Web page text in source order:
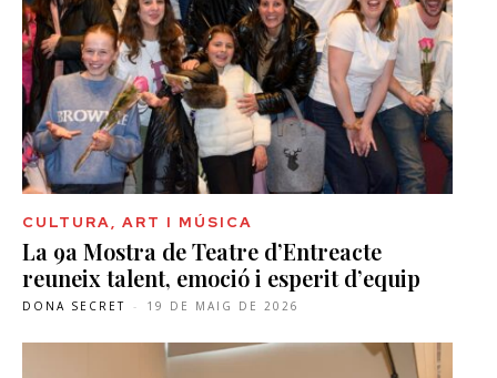
CULTURA, ART I MÚSICA
La 9a Mostra de Teatre d’Entreacte
reuneix talent, emoció i esperit d’equip
DONA SECRET - 19 DE MAIG DE 2026